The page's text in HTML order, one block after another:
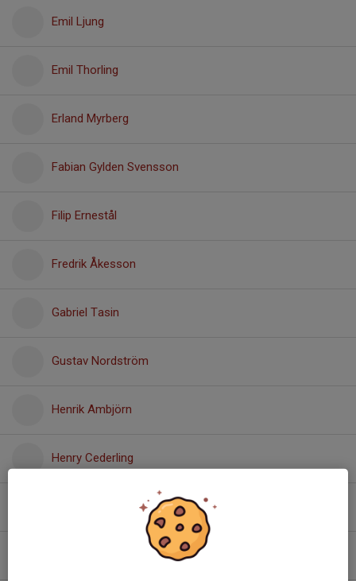
Emil Ljung
Emil Thorling
Erland Myrberg
Fabian Gylden Svensson
Filip Ernestål
Fredrik Åkesson
Gabriel Tasin
Gustav Nordström
Henrik Ambjörn
Henry Cederling